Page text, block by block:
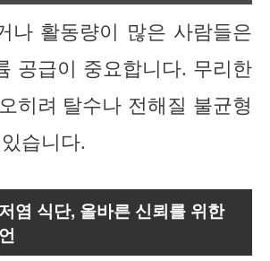
나 활동량이 많은 사람들은
공급이 중요합니다. 무리한
히려 탈수나 전해질 불균형
습니다.
염 식단, 올바른 신뢰를 위한